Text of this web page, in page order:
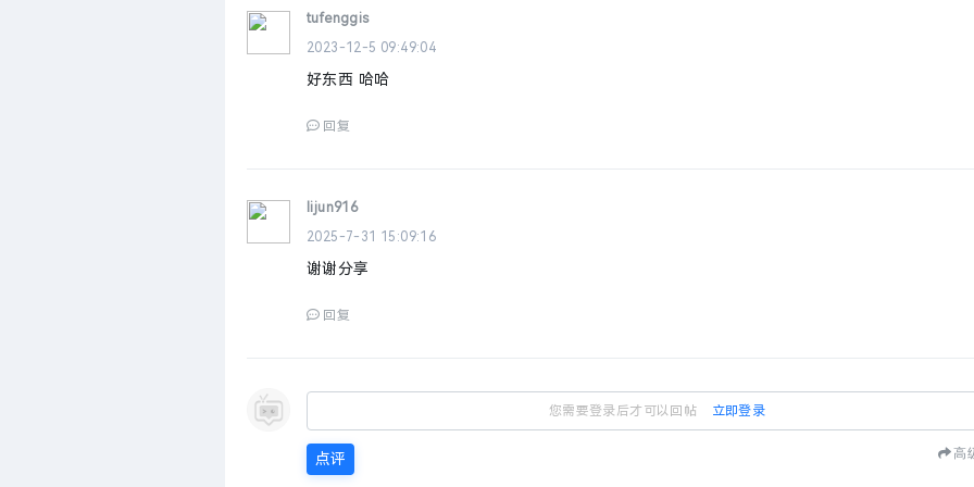
tufenggis
2023-12-5 09:49:04
好东西 哈哈
回复
lijun916
2025-7-31 15:09:16
谢谢分享
回复
您需要登录后才可以回帖 立即登录
点评 高